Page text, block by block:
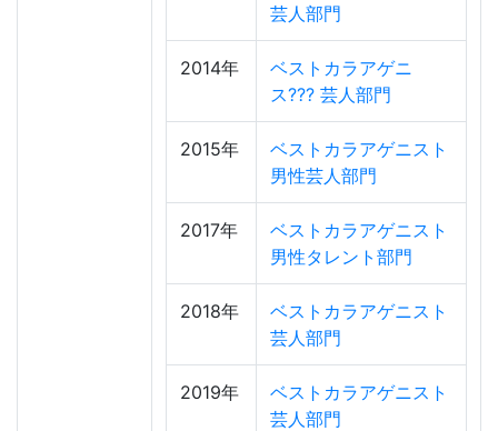
芸人部門
2014年
ベストカラアゲニ
ス??? 芸人部門
2015年
ベストカラアゲニスト
男性芸人部門
2017年
ベストカラアゲニスト
男性タレント部門
2018年
ベストカラアゲニスト
芸人部門
2019年
ベストカラアゲニスト
芸人部門